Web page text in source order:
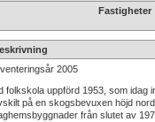
Fastigheter
2005
folkskola uppförd 1953, som idag
på en skogsbevuxen höjd
från slutet av